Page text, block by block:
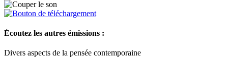
Écoutez les autres émissions :
Divers aspects de la pensée contemporaine